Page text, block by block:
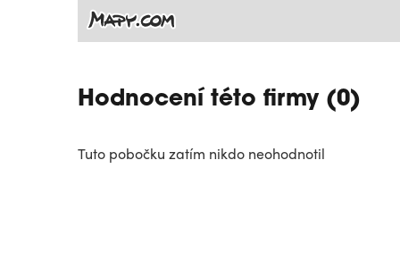
Hodnocení této firmy (0)
Tuto pobočku zatím nikdo neohodnotil